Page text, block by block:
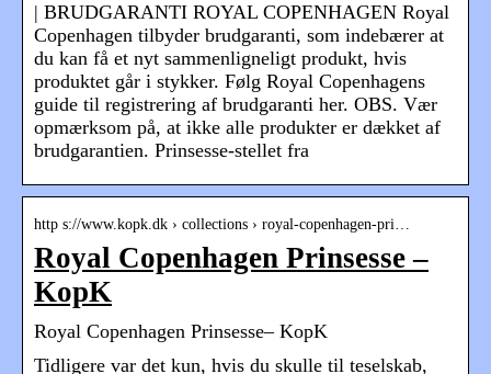
| BRUDGARANTI ROYAL COPENHAGEN Royal
Copenhagen tilbyder brudgaranti, som indebærer at
du kan få et nyt sammenligneligt produkt, hvis
produktet går i stykker. Følg Royal Copenhagens
guide til registrering af brudgaranti her. OBS. Vær
opmærksom på, at ikke alle produkter er dækket af
brudgarantien. Prinsesse-stellet fra
http s://www.kopk.dk › collections › royal-copenhagen-pri…
Royal Copenhagen Prinsesse –
KopK
Royal Copenhagen Prinsesse– KopK
Tidligere var det kun, hvis du skulle til teselskab,